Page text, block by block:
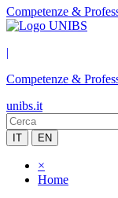
Competenze &
|
Competenze &
unibs.it
IT EN
×
Home